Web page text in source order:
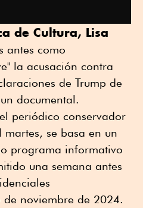
de Cultura, Lisa
antes como
la acusación contra
de Trump de
documental.
periódico conservador
martes, se basa en un
programa informativo
una semana antes
de noviembre de 2024.